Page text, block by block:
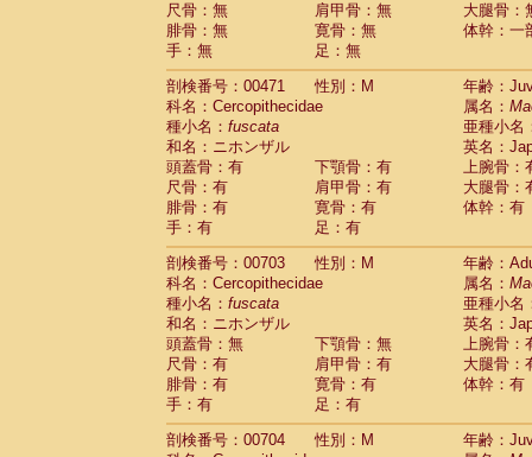
尺骨：無
肩甲骨：無
大腿骨：
腓骨：無
寛骨：無
体幹：一
手：無
足：無
剖検番号：00471
性別：M
年齢：
科名：Cercopithecidae
属名：
種小名： fuscata
亜種小名
和名：ニホンザル
英名：
頭蓋骨：有
下顎骨：有
上腕骨：
尺骨：有
肩甲骨：有
大腿骨：
腓骨：有
寛骨：有
体幹：有
手：有
足：有
剖検番号：00703
性別：M
年齢：
科名：Cercopithecidae
属名：
種小名： fuscata
亜種小名
和名：ニホンザル
英名：
頭蓋骨：無
下顎骨：無
上腕骨：
尺骨：有
肩甲骨：有
大腿骨：
腓骨：有
寛骨：有
体幹：有
手：有
足：有
剖検番号：00704
性別：M
年齢：